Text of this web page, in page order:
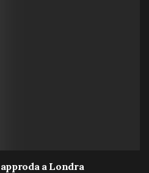
a Londra